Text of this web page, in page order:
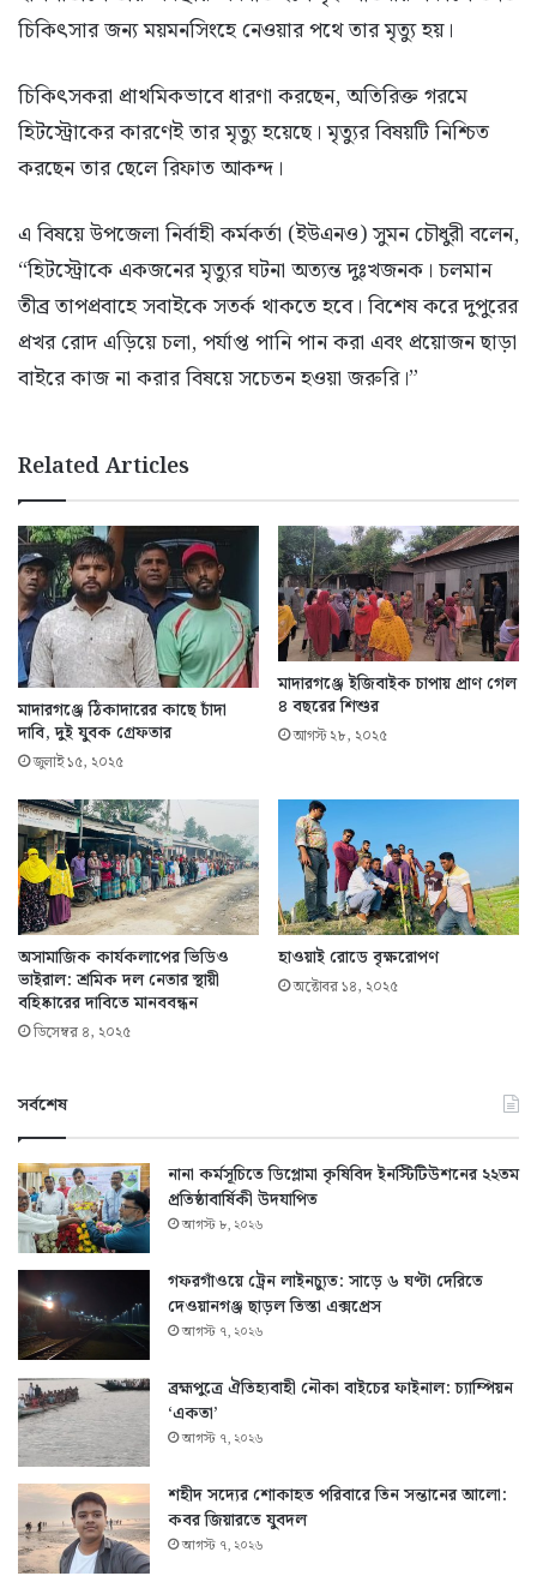
চিকিৎসার জন্য ময়মনসিংহে নেওয়ার পথে তার মৃত্যু হয়।
চিকিৎসকরা প্রাথমিকভাবে ধারণা করছেন, অতিরিক্ত গরমে
হিটস্ট্রোকের কারণেই তার মৃত্যু হয়েছে। মৃত্যুর বিষয়টি নিশ্চিত
করছেন তার ছেলে রিফাত আকন্দ।
এ বিষয়ে উপজেলা নির্বাহী কর্মকর্তা (ইউএনও) সুমন চৌধুরী বলেন,
“হিটস্ট্রোকে একজনের মৃত্যুর ঘটনা অত্যন্ত দুঃখজনক। চলমান
তীব্র তাপপ্রবাহে সবাইকে সতর্ক থাকতে হবে। বিশেষ করে দুপুরের
প্রখর রোদ এড়িয়ে চলা, পর্যাপ্ত পানি পান করা এবং প্রয়োজন ছাড়া
বাইরে কাজ না করার বিষয়ে সচেতন হওয়া জরুরি।”
Related Articles
মাদারগঞ্জে ঠিকাদারের কাছে চাঁদা
দাবি, দুই যুবক গ্রেফতার
জুলাই ১৫, ২০২৫
মাদারগঞ্জে ইজিবাইক চাপায় প্রাণ গেল
৪ বছরের শিশুর
আগস্ট ২৮, ২০২৫
অসামাজিক কার্যকলাপের ভিডিও
ভাইরাল: শ্রমিক দল নেতার স্থায়ী
বহিষ্কারের দাবিতে মানববন্ধন
ডিসেম্বর ৪, ২০২৫
হাওয়াই রোডে বৃক্ষরোপণ
অক্টোবর ১৪, ২০২৫
সর্বশেষ
নানা কর্মসূচিতে ডিপ্লোমা কৃষিবিদ ইনস্টিটিউশনের ২২তম
প্রতিষ্ঠাবার্ষিকী উদযাপিত
আগস্ট ৮, ২০২৬
গফরগাঁওয়ে ট্রেন লাইনচ্যুত: সাড়ে ৬ ঘণ্টা দেরিতে
দেওয়ানগঞ্জ ছাড়ল তিস্তা এক্সপ্রেস
আগস্ট ৭, ২০২৬
ব্রহ্মপুত্রে ঐতিহ্যবাহী নৌকা বাইচের ফাইনাল: চ্যাম্পিয়ন
‘একতা’
আগস্ট ৭, ২০২৬
শহীদ সদ্যের শোকাহত পরিবারে তিন সন্তানের আলো:
কবর জিয়ারতে যুবদল
আগস্ট ৭, ২০২৬